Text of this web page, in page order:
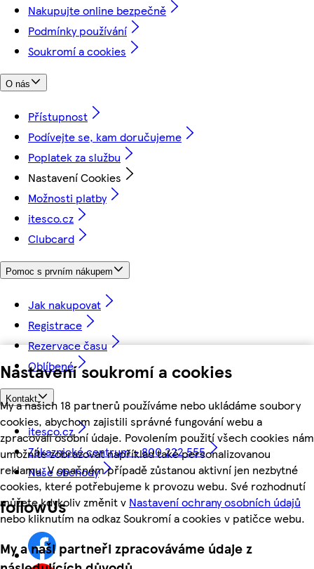
Nastavení soukromí a cookies
My a našich 18 partnerů používáme nebo ukládáme soubory
cookies, abychom zajistili správné fungování webu a
zpracovali osobní údaje. Povolením použití všech cookies nám
umožníte zobrazovat například také personalizovanou
reklamu. V opačném případě zůstanou aktivní jen nezbytné
cookies, které potřebujeme k provozu webu. Své rozhodnutí
můžete kdykoliv změnit v Nastavení ochrany osobních údajů
nebo kliknutím na odkaz Soukromí a cookies v patičce webu.
My a naši partneři zpracováváme údaje z
Nakupujte online bezpečně
Podmínky používání
Soukromí a cookies
O nás
Přístupnost
Podívejte se, kam doručujeme
Poplatek za službu
Nastavení Cookies
Možnosti platby
itesco.cz
Clubcard
Pomoc s prvním nákupem
Jak nakupovat
Registrace
Rezervace času
Oblíbené
Kontakt
itesco.cz
Zákaznické centrum - 800 222 555
Naše obchody
followUs